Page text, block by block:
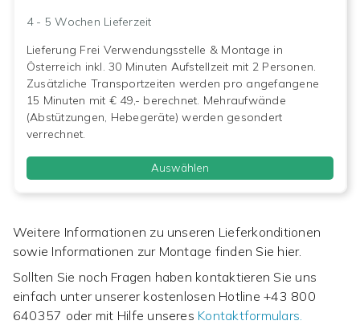
4 - 5 Wochen Lieferzeit
Lieferung Frei Verwendungsstelle & Montage in
Österreich inkl. 30 Minuten Aufstellzeit mit 2 Personen.
Zusätzliche Transportzeiten werden pro angefangene
15 Minuten mit € 49,- berechnet. Mehraufwände
(Abstützungen, Hebegeräte) werden gesondert
verrechnet.
Auswählen
Weitere Informationen zu unseren Lieferkonditionen
sowie Informationen zur Montage finden Sie hier.
Sollten Sie noch Fragen haben kontaktieren Sie uns
einfach unter unserer kostenlosen Hotline+43 800
640357 oder mit Hilfe unseres Kontaktformulars.